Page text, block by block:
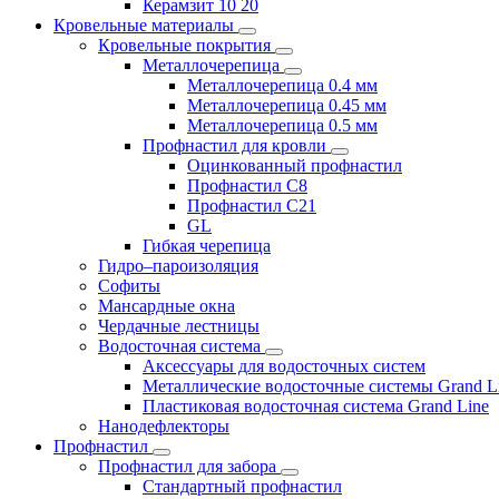
Керамзит 10 20
Кровельные материалы
Кровельные покрытия
Металлочерепица
Металлочерепица 0.4 мм
Металлочерепица 0.45 мм
Металлочерепица 0.5 мм
Профнастил для кровли
Оцинкованный профнастил
Профнастил С8
Профнастил С21
GL
Гибкая черепица
Гидро–пароизоляция
Софиты
Мансардные окна
Чердачные лестницы
Водосточная система
Аксессуары для водосточных систем
Металлические водосточные системы Grand
Пластиковая водосточная система Grand Line
Нанодефлекторы
Профнастил
Профнастил для забора
Стандартный профнастил